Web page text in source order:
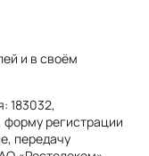
и в своём
183032,
регистрации
передачу